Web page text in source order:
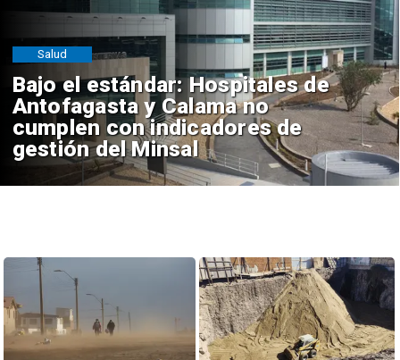
Bajo el estándar: Hospitales de
Antofagasta y Calama no
cumplen con indicadores de
gestión del Minsal
Salud